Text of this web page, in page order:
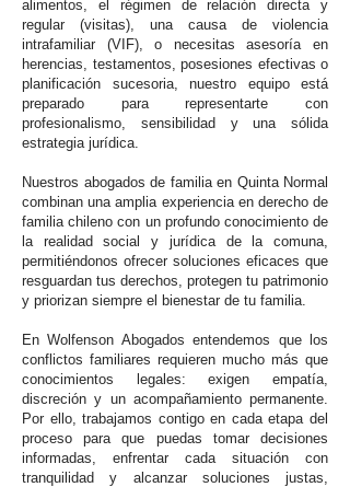
alimentos, el régimen de relación directa y
regular (visitas), una causa de violencia
intrafamiliar (VIF), o necesitas asesoría en
herencias, testamentos, posesiones efectivas o
planificación sucesoria, nuestro equipo está
preparado para representarte con
profesionalismo, sensibilidad y una sólida
estrategia jurídica.
Nuestros abogados de familia en Quinta Normal
combinan una amplia experiencia en derecho de
familia chileno con un profundo conocimiento de
la realidad social y jurídica de la comuna,
permitiéndonos ofrecer soluciones eficaces que
resguardan tus derechos, protegen tu patrimonio
y priorizan siempre el bienestar de tu familia.
En Wolfenson Abogados entendemos que los
conflictos familiares requieren mucho más que
conocimientos legales: exigen empatía,
discreción y un acompañamiento permanente.
Por ello, trabajamos contigo en cada etapa del
proceso para que puedas tomar decisiones
informadas, enfrentar cada situación con
tranquilidad y alcanzar soluciones justas,